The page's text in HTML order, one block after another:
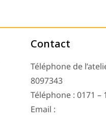
Contact
Téléphone de
8097343
Téléphone : 0171 –
Email :